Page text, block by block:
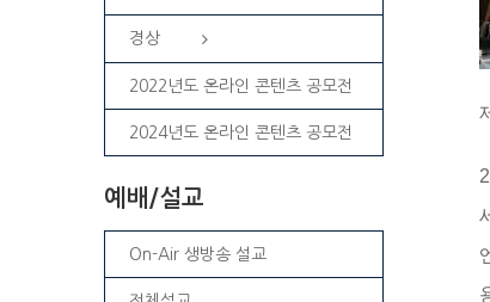
경상
2022년도 온라인 콘텐츠 공모전
2024년도 온라인 콘텐츠 공모전
예배/설교
On-Air 생방송 설교